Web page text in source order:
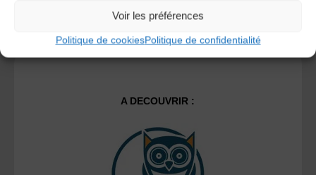
Voir les préférences
Politique de cookiesPolitique de confidentialité
A DECOUVRIR :